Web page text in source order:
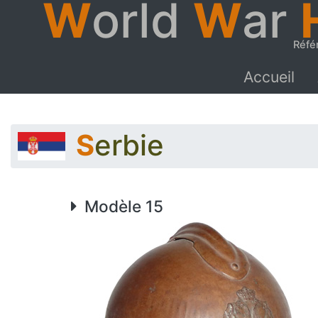
World War
Accueil
Serbie
Modèle 15